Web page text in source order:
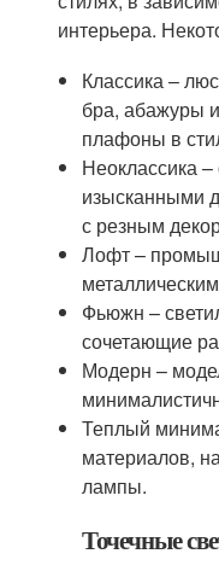
интерьера.
Классика –
бра, абажуры
плафоны в
Неоклассика
изысканными
с резным
Лофт –
Фьюжн –
сочетающие
Модерн –
Теплый
материалов,
лампы.
Точечные